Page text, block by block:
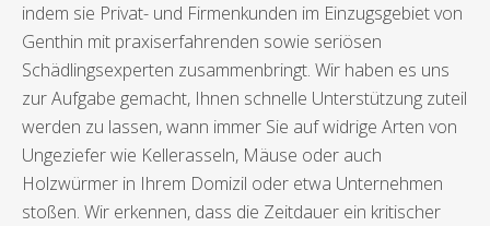
indem sie Privat- und Firmenkunden im Einzugsgebiet von
Genthin mit praxiserfahrenden sowie seriösen
Schädlingsexperten zusammenbringt. Wir haben es uns
zur Aufgabe gemacht, Ihnen schnelle Unterstützung zuteil
werden zu lassen, wann immer Sie auf widrige Arten von
Ungeziefer wie Kellerasseln, Mäuse oder auch
Holzwürmer in Ihrem Domizil oder etwa Unternehmen
stoßen. Wir erkennen, dass die Zeitdauer ein kritischer